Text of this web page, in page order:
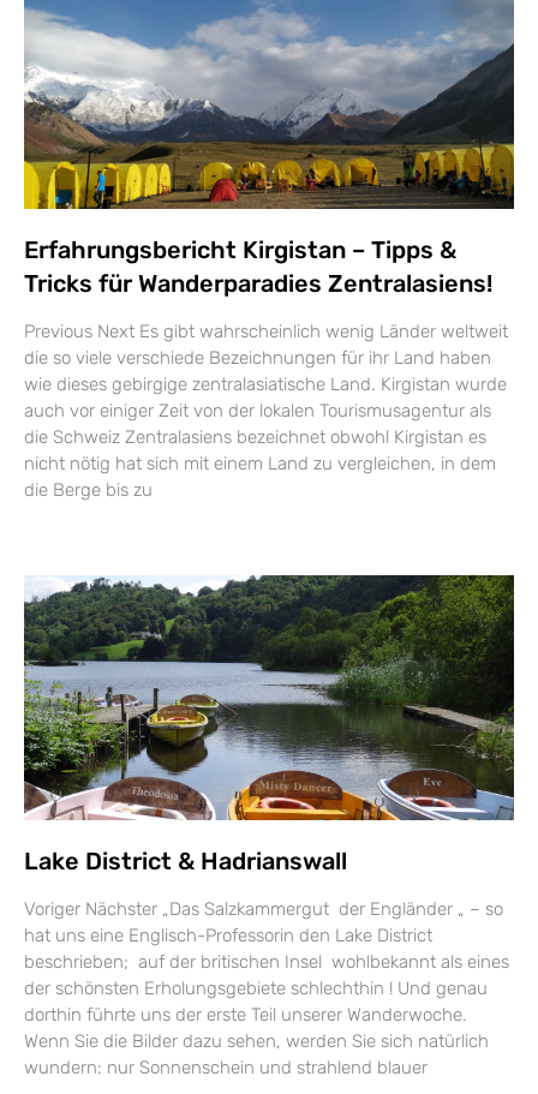
Erfahrungsbericht Kirgistan – Tipps &
Tricks für Wanderparadies Zentralasiens!
Previous Next Es gibt wahrscheinlich wenig Länder weltweit
die so viele verschiede Bezeichnungen für ihr Land haben
wie dieses gebirgige zentralasiatische Land. Kirgistan wurde
auch vor einiger Zeit von der lokalen Tourismusagentur als
die Schweiz Zentralasiens bezeichnet obwohl Kirgistan es
nicht nötig hat sich mit einem Land zu vergleichen, in dem
die Berge bis zu
Lake District & Hadrianswall
Voriger Nächster „Das Salzkammergut der Engländer „ – so
hat uns eine Englisch-Professorin den Lake District
beschrieben; auf der britischen Insel wohlbekannt als eines
der schönsten Erholungsgebiete schlechthin ! Und genau
dorthin führte uns der erste Teil unserer Wanderwoche.
Wenn Sie die Bilder dazu sehen, werden Sie sich natürlich
wundern: nur Sonnenschein und strahlend blauer